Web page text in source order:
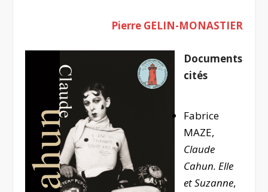
Pierre GELIN-MONASTIER
Documents
cités
Fabrice
MAZE,
Claude
Cahun. Elle
et Suzanne,